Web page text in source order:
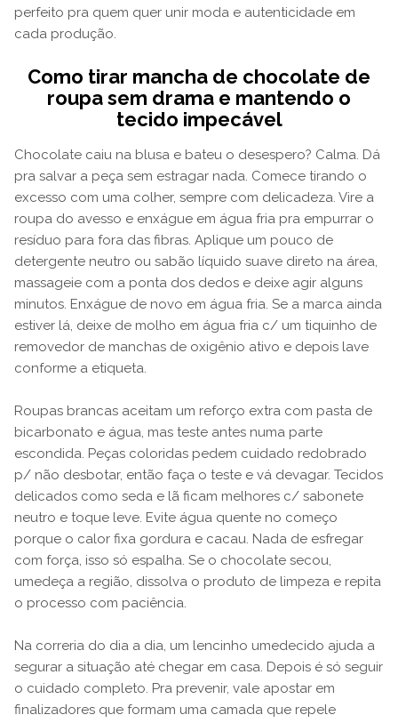
perfeito pra quem quer unir moda e autenticidade em
cada produção.
Como tirar mancha de chocolate de
roupa sem drama e mantendo o
tecido impecável
Chocolate caiu na blusa e bateu o desespero? Calma. Dá
pra salvar a peça sem estragar nada. Comece tirando o
excesso com uma colher, sempre com delicadeza. Vire a
roupa do avesso e enxágue em água fria pra empurrar o
resíduo para fora das fibras. Aplique um pouco de
detergente neutro ou sabão líquido suave direto na área,
massageie com a ponta dos dedos e deixe agir alguns
minutos. Enxágue de novo em água fria. Se a marca ainda
estiver lá, deixe de molho em água fria c/ um tiquinho de
removedor de manchas de oxigênio ativo e depois lave
conforme a etiqueta.
Roupas brancas aceitam um reforço extra com pasta de
bicarbonato e água, mas teste antes numa parte
escondida. Peças coloridas pedem cuidado redobrado
p/ não desbotar, então faça o teste e vá devagar. Tecidos
delicados como seda e lã ficam melhores c/ sabonete
neutro e toque leve. Evite água quente no começo
porque o calor fixa gordura e cacau. Nada de esfregar
com força, isso só espalha. Se o chocolate secou,
umedeça a região, dissolva o produto de limpeza e repita
o processo com paciência.
Na correria do dia a dia, um lencinho umedecido ajuda a
segurar a situação até chegar em casa. Depois é só seguir
o cuidado completo. Pra prevenir, vale apostar em
finalizadores que formam uma camada que repele